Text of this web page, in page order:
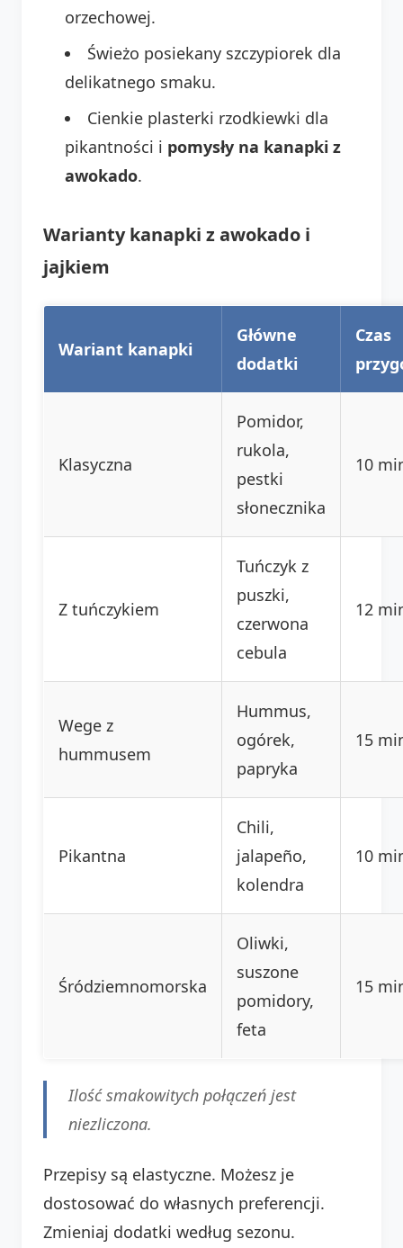
orzechowej.
Świeżo posiekany szczypiorek dla
delikatnego smaku.
Cienkie plasterki rzodkiewki dla
pikantności i pomysły na kanapki z
awokado.
Warianty kanapki z awokado i
jajkiem
Wariant kanapki
Główne
dodatki
Czas
Klasyczna
Pomidor,
rukola,
pestki
słonecznika
10
Z tuńczykiem
Tuńczyk z
puszki,
czerwona
cebula
12
Wege z
hummusem
Hummus,
ogórek,
papryka
15
Pikantna
Chili,
jalapeño,
kolendra
10
Śródziemnomorska
Oliwki,
suszone
pomidory,
feta
15
Ilość smakowitych połączeń jest
niezliczona.
Przepisy są elastyczne. Możesz je
dostosować do własnych preferencji.
Zmieniaj dodatki według sezonu.